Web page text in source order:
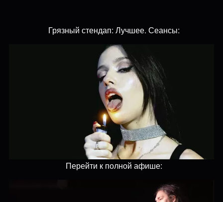
Грязный стендап: Лучшее. Сеансы:
Перейти к полной афише: